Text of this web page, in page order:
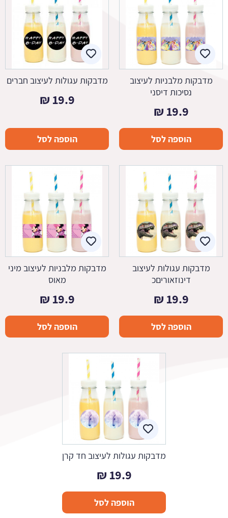
מדבקות מלבניות לעיצוב
נסיכות דיסני
19.9
₪
הוספה לסל
מדבקות עגולות לעיצוב חברים
19.9
₪
הוספה לסל
מדבקות עגולות לעיצוב
דינוזאוריםכ
19.9
₪
הוספה לסל
מדבקות מלבניות לעיצוב מיני
מאוס
19.9
₪
הוספה לסל
מדבקות עגולות לעיצוב חד קרן
19.9
₪
הוספה לסל